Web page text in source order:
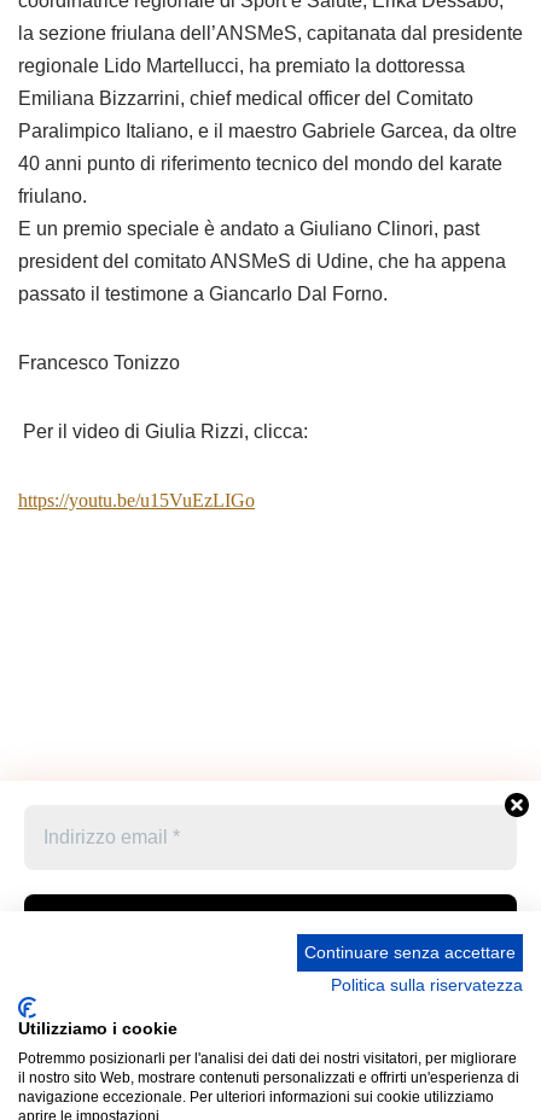
la sezione friulana dell’ANSMeS, capitanata dal presidente
regionale Lido Martellucci, ha premiato la dottoressa
Emiliana Bizzarrini, chief medical officer del Comitato
Paralimpico Italiano, e il maestro Gabriele Garcea, da oltre
40 anni punto di riferimento tecnico del mondo del karate
friulano.
E un premio speciale è andato a Giuliano Clinori, past
president del comitato ANSMeS di Udine, che ha appena
passato il testimone a Giancarlo Dal Forno.
Francesco Tonizzo
Per il video di Giulia Rizzi, clicca:
https://youtu.be/u15VuEzLIGo
Accetto le condizioni generali e di ricevere le
newsletter
Cliccando qui sopra per inviare questo modulo, sei consapevole
e accetti che le informazioni che hai fornito verranno trasferite a
Privacy Policy –
UNIONE STAMPA SPORTIVA ITALIANA GRUPPO
FRIULI VENEZIA GIULIA “MARCO LUCHETTA” Corso
Italia 13 34121 Trieste (Ts) Telefono 040 370371 Codice
Continuare senza accettare
Politica sulla riservatezza
Utilizziamo i cookie
Potremmo posizionarli per l'analisi dei dati dei nostri visitatori, per migliorare
il nostro sito Web, mostrare contenuti personalizzati e offrirti un'esperienza di
navigazione eccezionale. Per ulteriori informazioni sui cookie utilizziamo
aprire le impostazioni.